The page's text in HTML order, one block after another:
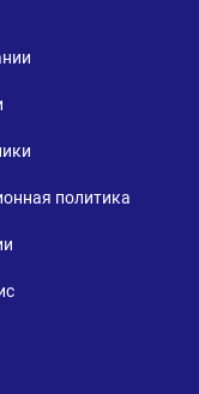
политика